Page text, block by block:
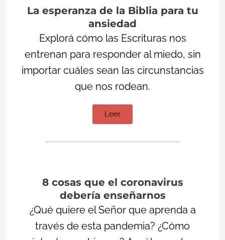
La esperanza de la Biblia para tu
ansiedad
Explorá cómo las Escrituras nos
entrenan para responder al miedo, sin
importar cuáles sean las circunstancias
que nos rodean.
Leer
8 cosas que el coronavirus
debería enseñarnos
¿Qué quiere el Señor que aprenda a
través de esta pandemia? ¿Cómo